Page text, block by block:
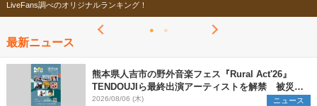
LiveFans調べのオリジナルランキング！
最新ニュース
熊本県人吉市の野外音楽フェス『Rural Act'26』
TENDOUJIら最終出演アーティストを解禁 被災地
支援プロジェクトの始動も発表
2026/08/06 (木) ニュース